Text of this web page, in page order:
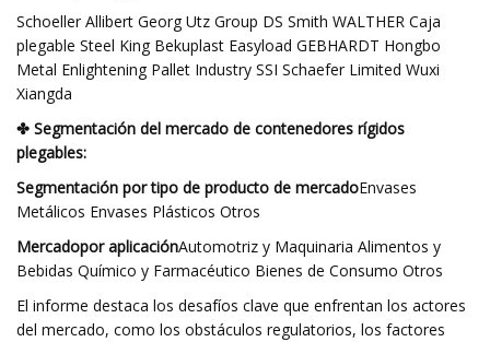
Schoeller Allibert Georg Utz Group DS Smith WALTHER Caja
plegable Steel King Bekuplast Easyload GEBHARDT Hongbo
Metal Enlightening Pallet Industry SSI Schaefer Limited Wuxi
Xiangda
✤ Segmentación del mercado de contenedores rígidos
plegables:
Segmentación por tipo de producto de mercadoEnvases
Metálicos Envases Plásticos Otros
Mercadopor aplicaciónAutomotriz y Maquinaria Alimentos y
Bebidas Químico y Farmacéutico Bienes de Consumo Otros
El informe destaca los desafíos clave que enfrentan los actores
del mercado, como los obstáculos regulatorios, los factores